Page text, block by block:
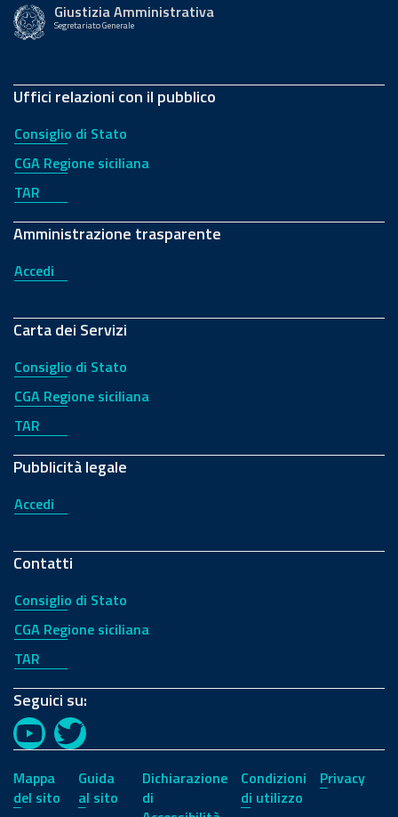
Giustizia Amministrativa
Segretariato Generale
Uffici relazioni con il pubblico
Consiglio di Stato
CGA Regione siciliana
TAR
Amministrazione trasparente
Accedi
Carta dei Servizi
Consiglio di Stato
CGA Regione siciliana
TAR
Pubblicità legale
Accedi
Contatti
Consiglio di Stato
CGA Regione siciliana
TAR
Seguici su:
YouTubeTwitter
Mappa
del sito
Guida
al sito
Dichiarazione
di
Condizioni
di utilizzo
Privacy